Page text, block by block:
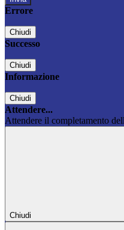
Errore
Chiudi
Successo
Chiudi
Informazione
Chiudi
Attendere...
Attendere il completamento
Chiudi